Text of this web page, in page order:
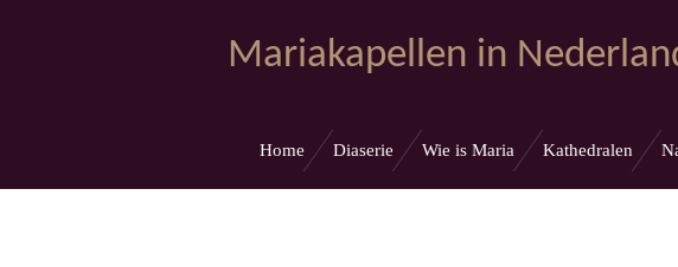
Mariakapellen in
Home Diaserie Wie is Maria Kathedralen